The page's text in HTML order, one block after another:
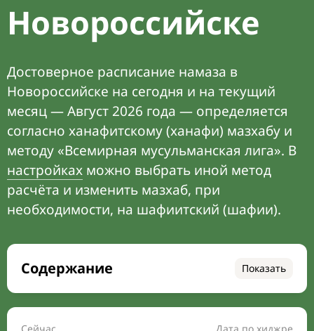
Новороссийске
Достоверное расписание намаза в
Новороссийске на сегодня и на текущий
месяц — Август 2026 года — определяется
согласно ханафитскому (ханафи) мазхабу и
методу «Всемирная мусульманская лига». В
настройках можно выбрать иной метод
расчёта и изменить мазхаб, при
необходимости, на шафиитский (шафии).
Содержание Показать
Время намаза на сегодня
Расписание на месяц